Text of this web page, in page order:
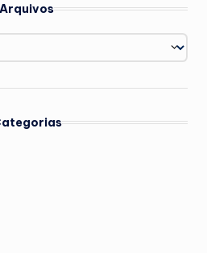
Arquivos